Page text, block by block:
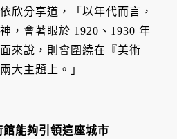
欣分享道，「以年代而言，
，會著眼於 1920、1930 年
來說，則會圍繞在『美術
大主題上。」
館能夠引領這座城市